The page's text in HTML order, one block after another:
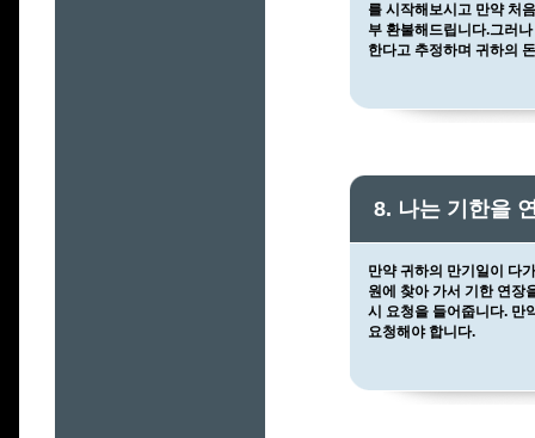
를 시작해보시고 만약 처
부 환불해드립니다.그러
한다고 추정하며 귀하의
8. 나는 기한을
만약 귀하의 만기일이 다
원에 찾아 가서 기한 연장
시 요청을 들어줍니다. 만
요청해야 합니다.